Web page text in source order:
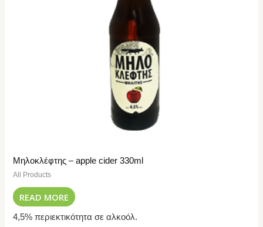
Μηλοκλέφτης – apple cider 330ml
All Products
READ MORE
4,5% περιεκτικότητα σε αλκοόλ.